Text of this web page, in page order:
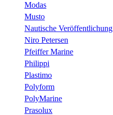
Modas
Musto
Nautische Veröffentlichung
Niro Petersen
Pfeiffer Marine
Philippi
Plastimo
Polyform
PolyMarine
Prasolux